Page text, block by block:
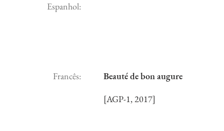
Espanhol:
Francês:
Beauté de bon augure
[AGP-1, 2017]